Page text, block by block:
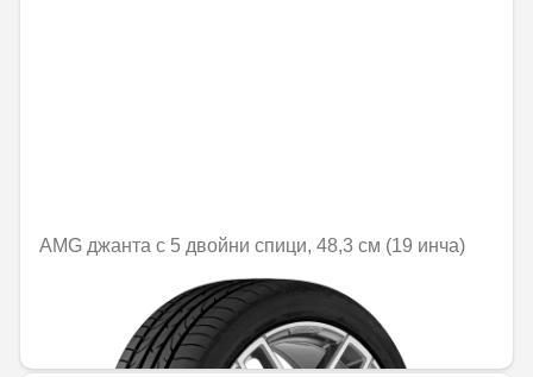
AMG джанта с 5 двойни спици, 48,3 см (19 инча)
Не е налично онлайн
1379,50 € / 2698,06 лв.